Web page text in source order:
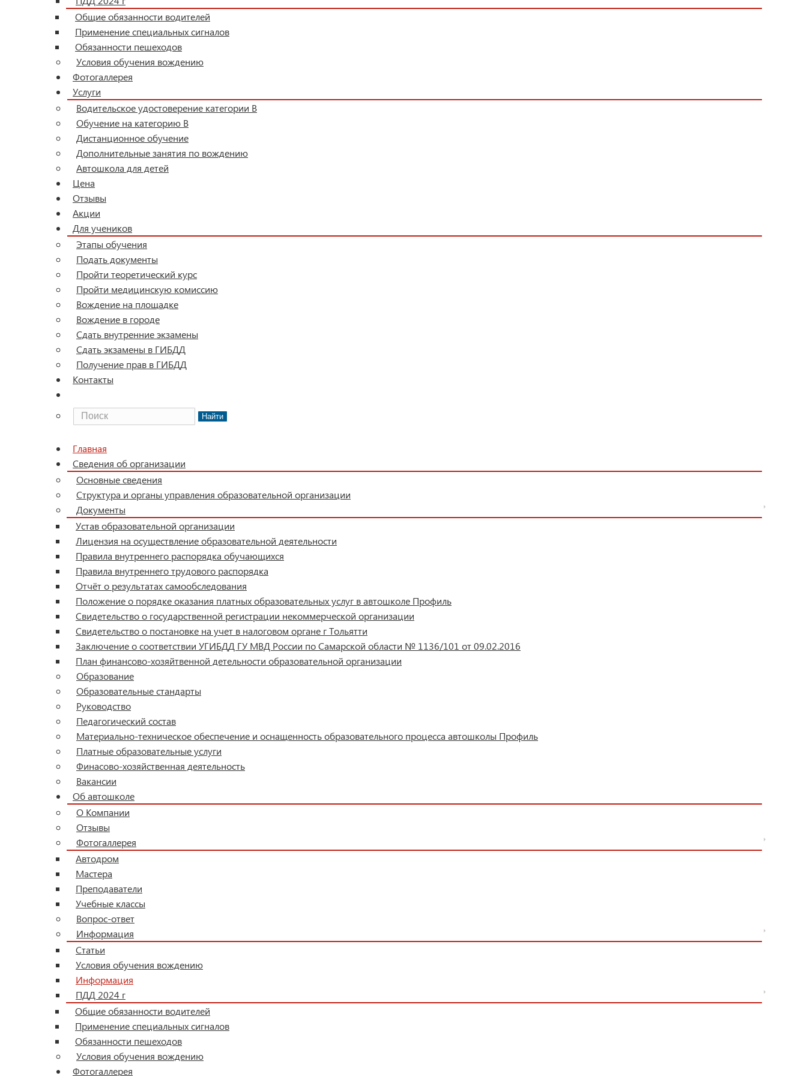
Общие обязанности водителей
Применение специальных сигналов
Обязанности пешеходов
Условия обучения вождению
Фотогаллерея
Услуги
Водительское удостоверение категории B
Обучение на категорию В
Дистанционное обучение
Дополнительные занятия по вождению
Автошкола для детей
Цена
Отзывы
Акции
Для учеников
Этапы обучения
Подать документы
Пройти теоретический курс
Пройти медицинскую комиссию
Вождение на площадке
Вождение в городе
Сдать внутренние экзамены
Сдать экзамены в ГИБДД
Получение прав в ГИБДД
Контакты
Найти
Главная
Сведения об организации
Основные сведения
Структура и органы управления образовательной организации
Документы
Устав образовательной организации
Лицензия на осуществление образовательной деятельности
Правила внутреннего распорядка обучающихся
Правила внутреннего трудового распорядка
Отчёт о результатах самообследования
Положение о порядке оказания платных образовательных услуг в автошколе Профиль
Свидетельство о государственной регистрации некоммерческой организации
Свидетельство о постановке на учет в налоговом органе г Тольятти
Заключение о соответствии УГИБДД ГУ МВД России по Самарской области № 1136/101 от 09.02.2016
План финансово-хозяйтвенной детельности образовательной организации
Образование
Образовательные стандарты
Руководство
Педагогический состав
Материально-техническое обеспечение и оснащенность образовательного процесса автошколы Профиль
Платные образовательные услуги
Финасово-хозяйственная деятельность
Вакансии
Об автошколе
О Компании
Отзывы
Фотогаллерея
Автодром
Мастера
Преподаватели
Учебные классы
Вопрос-ответ
Информация
Статьи
Условия обучения вождению
Информация
ПДД 2024 г
Общие обязанности водителей
Применение специальных сигналов
Обязанности пешеходов
Условия обучения вождению
Фотогаллерея